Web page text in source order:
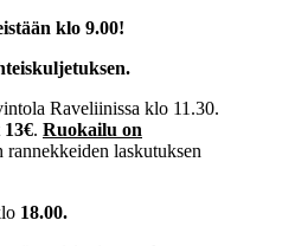
klo 9.00!
Raveliinissa klo 11.30.
13€. Ruokailu on
rannekkeiden laskutuksen
18.00.